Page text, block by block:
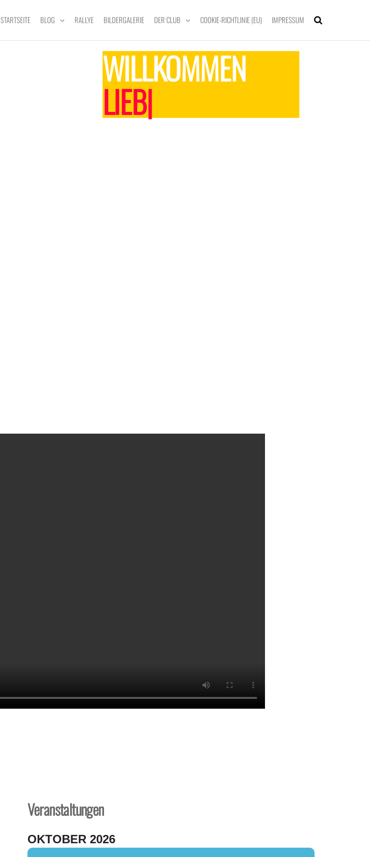
STARTSEITE BLOG RALLYE BILDERGALERIE DER CLUB COOKIE-RICHTLINIE (EU) IMPRESSUM
WILLKOMMEN
LIEBHABER.
Veranstaltungen
OKTOBER 2026